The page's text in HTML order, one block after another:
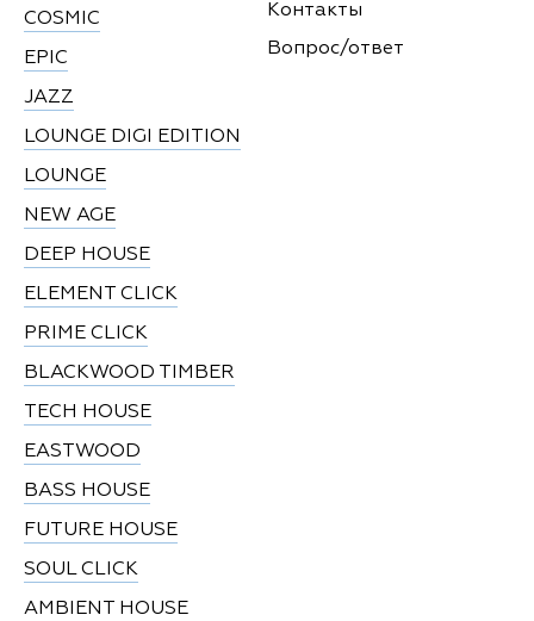
COSMIC
EPIC
JAZZ
LOUNGE DIGI EDITION
LOUNGE
NEW AGE
DEEP HOUSE
ELEMENT CLICK
PRIME CLICK
BLACKWOOD TIMBER
TECH HOUSE
EASTWOOD
BASS HOUSE
FUTURE HOUSE
SOUL CLICK
AMBIENT HOUSE
Контакты
Вопрос/ответ